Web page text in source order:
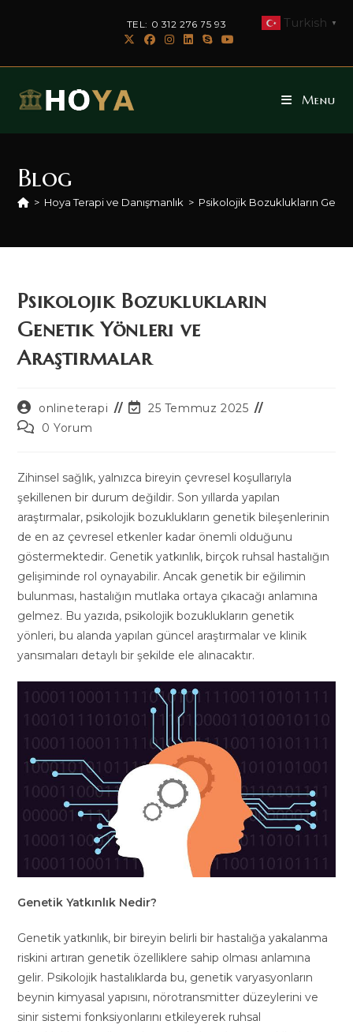
TEL: 0 312 276 75 93
Menu
Blog
> Hoya Terapi ve Danışmanlık > Psikolojik Bozuklukların
Psikolojik Bozuklukların
Genetik Yönleri ve
Araştırmalar
Post
author:
onlineterapi
Post25 Temmuz 2025
Post0 Yorum
Zihinsel sağlık, yalnızca bireyin çevresel koşullarıyla
şekillenen bir durum değildir. Son yıllarda yapılan
araştırmalar, psikolojik bozuklukların genetik bileşenlerinin
de en az çevresel etkenler kadar önemli olduğunu
göstermektedir. Genetik yatkınlık, birçok ruhsal hastalığın
gelişiminde rol oynayabilir. Ancak genetik bir eğilimin
bulunması, hastalığın mutlaka ortaya çıkacağı anlamına
gelmez. Bu yazıda, psikolojik bozuklukların genetik
yönleri, bu alanda yapılan güncel araştırmalar ve klinik
yansımaları detaylı bir şekilde ele alınacaktır.
Genetik Yatkınlık Nedir?
Genetik yatkınlık, bir bireyin belirli bir hastalığa yakalanma
riskini artıran genetik özelliklere sahip olması anlamına
gelir. Psikolojik hastalıklarda bu, genetik varyasyonların
beynin kimyasal yapısını, nörotransmitter düzeylerini ve
sinir sistemi fonksiyonlarını etkileyerek ruhsal
Turkish ▼